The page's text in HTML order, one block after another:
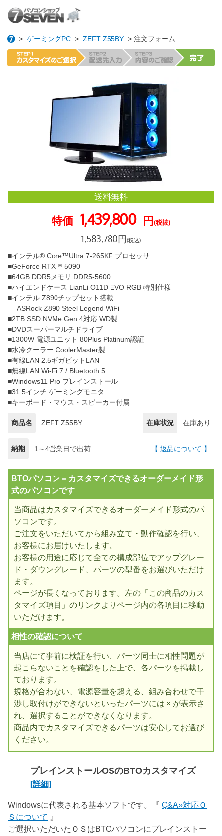
> ゲーミングPC > ZEFT Z55BY > 注文フォーム
送料無料
特価 1,439,800 円(税抜)
1,583,780円(税込)
■インテル® Core™Ultra 7-265KF プロセッサ
■GeForce RTX™ 5090
■64GB DDR5メモリ DDR5-5600
■ハイエンドケース LianLi O11D EVO RGB 特別仕様
■インテル Z890チップセット搭載
ASRock Z890 Steel Legend WiFi
■2TB SSD NVMe Gen.4対応 WD製
■DVDスーパーマルチドライブ
■1300W 電源ユニット 80Plus Platinum認証
■水冷クーラー CoolerMaster製
■有線LAN 2.5ギガビットLAN
■無線LAN Wi-Fi 7 / Bluetooth 5
■Windows11 Pro プレインストール
■31.5インチ ゲーミングモニタ
■キーボード・マウス・スピーカー付属
商品名 ZEFT Z55BY 在庫状況 在庫あり
納期 1～4営業日で出荷 【 返品について 】
BTOパソコン = カスタマイズできるオーダーメイド形
式のパソコンです
当商品はカスタマイズできるオーダーメイド形式のパ
ソコンです。
ご注文をいただいてから組み立て・動作確認を行い、
お客様にお届けいたします。
お客様の用途に応じて全ての構成部位でアップグレー
ド・ダウングレード、パーツの型番をお選びいただけ
ます。
ページが長くなっております。左の「この商品のカス
タマイズ項目」のリンクよりページ内の各項目に移動
いただけます。
相性の確認について
当店にて事前に検証を行い、パーツ同士に相性問題が
起こらないことを確認をした上で、各パーツを掲載し
ております。
規格が合わない、電源容量を超える、組み合わせで干
渉し取付けができないといったパーツには × が表示さ
れ、選択することができなくなります。
商品内でカスタマイズできるパーツは安心してお選び
ください。
プレインストールOSのBTOカスタマイズ
[詳細]
Windowsに代表される基本ソフトです。『 Q&A»対応Ｏ
Ｓについて 』
ご選択いただいたＯＳはBTOパソコンにプレインストー